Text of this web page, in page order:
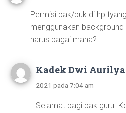
Permisi pak/buk di hp
menggunakan
harus bagai mana?
Kadek Dwi
2021 pada 7:04 am
Selamat pagi pak guru.